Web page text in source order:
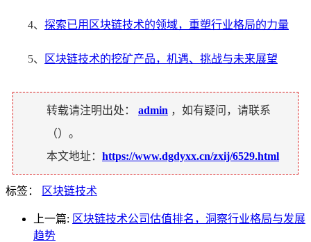
4、 探索已用区块链技术的领域，重塑行业格局的力量
5、 区块链技术的挖矿产品，机遇、挑战与未来展望
转载请注明出处： admin ，如有疑问，请联系
（）。
本文地址： https://www.dgdyxx.cn/zxij/6529.html
标签： 区块链技术
上一篇: 区块链技术公司估值排名，洞察行业格局与发展
趋势